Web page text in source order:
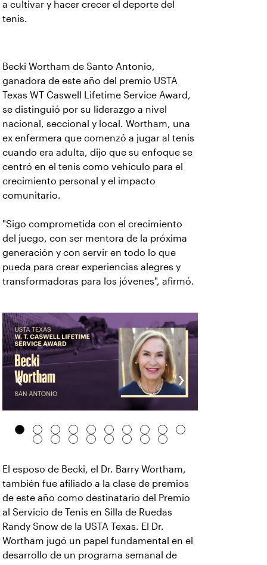
a cultivar y hacer crecer el deporte del
tenis.
Becki Wortham de Santo Antonio,
ganadora de este año del premio USTA
Texas WT Caswell Lifetime Service Award,
se distinguió por su liderazgo a nivel
nacional, seccional y local. Wortham, una
ex enfermera que comenzó a jugar al tenis
cuando era adulta, dijo que su enfoque se
centró en el tenis como vehículo para el
crecimiento personal y el impacto
comunitario.
"Sigo comprometida con el crecimiento
del juego, con ser mentora de la próxima
generación y con servir en todo lo que
pueda para crear experiencias alegres y
transformadoras para los jóvenes", afirmó.
‹ ›
El esposo de Becki, el Dr. Barry Wortham,
también fue afiliado a la clase de premios
de este año como destinatario del Premio
al Servicio de Tenis en Silla de Ruedas
Randy Snow de la USTA Texas. El Dr.
Wortham jugó un papel fundamental en el
desarrollo de un programa semanal de